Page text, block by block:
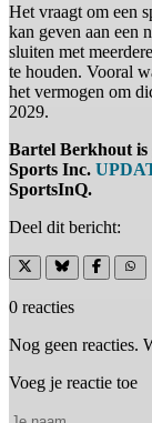
Het vraagt om een
kan geven aan een
sluiten met
te houden. Vooral
het vermogen om
2029.
Bartel Berkhout is
Sports Inc.
SportsInQ.
Deel dit bericht:
0 reacties
Nog geen reacties.
Voeg je reactie toe